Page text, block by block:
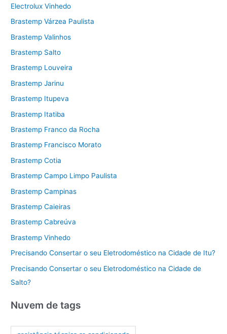
Electrolux Vinhedo
Brastemp Várzea Paulista
Brastemp Valinhos
Brastemp Salto
Brastemp Louveira
Brastemp Jarinu
Brastemp Itupeva
Brastemp Itatiba
Brastemp Franco da Rocha
Brastemp Francisco Morato
Brastemp Cotia
Brastemp Campo Limpo Paulista
Brastemp Campinas
Brastemp Caieiras
Brastemp Cabreúva
Brastemp Vinhedo
Precisando Consertar o seu Eletrodoméstico na Cidade de Itu?
Precisando Consertar o seu Eletrodoméstico na Cidade de
Salto?
Nuvem de tags